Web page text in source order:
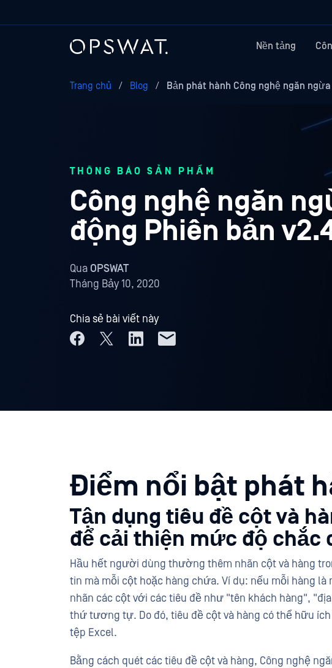
Nền tảng
Trang chủ / Blog / Bản phát hành Công nghệ ngăn
THÔNG BÁO SẢN PHẨM
Công nghệ ngăn
động Phiên bản
Qua OPSWAT
Tháng Bảy 10, 2020
Chia sẻ bài viết này
Điểm nổi bật phát
Tận dụng tiêu đề cột và
để cải thiện mức độ chắc
Hầu hết người dùng thường thêm nhãn cột và hàng
tin mà mỗi cột hoặc hàng chứa. Ví dụ: nếu mỗi hàng
nhãn các cột với các tiêu đề như "tên khách hàng",
thứ tương tự. Do đó, tiêu đề cột và hàng có thể hữu
tệp Excel.
Bằng cách quét các tiêu đề cột và hàng, Công nghệ